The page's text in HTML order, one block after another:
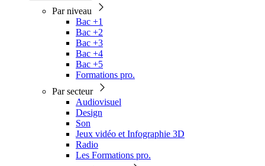
Par niveau
Bac +1
Bac +2
Bac +3
Bac +4
Bac +5
Formations pro.
Par secteur
Audiovisuel
Design
Son
Jeux vidéo et Infographie 3D
Radio
Les Formations pro.